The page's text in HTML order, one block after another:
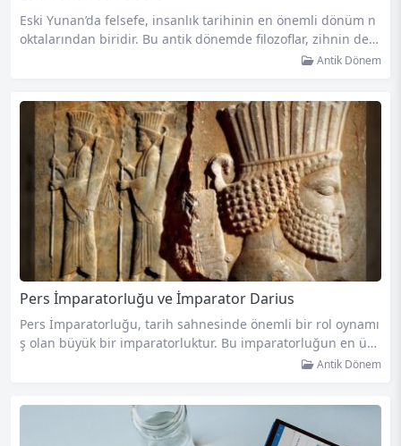
Eski Yunan’da felsefe, insanlık tarihinin en önemli dönüm n
oktalarından biridir. Bu antik dönemde filozoflar, zihnin deri
nliklerine inerek evrenin doğası, bilgi, ahlak ve insanın varo
batı düşüncesinin temellerini atmıştır. Felsefe kelimesi, Yun
anca “philos” (sevgi) ile “sophia” (bilgelik) kelimelerinin birle
şiminden oluşur. Eski…
Antik Dönem
Pers İmparatorluğu ve İmparator Darius
Pers İmparatorluğu, tarih sahnesinde önemli bir rol oynamı
ş olan büyük bir imparatorluktur. Bu imparatorluğun en ünl
ü liderlerinden biri de İmparator Darius’tur. Darius, Pers İm
östermiştir. Darius dönemindeki Pers İmparatorluğu, etkiley
ici bir askeri güce ve karmaşık bir yönetim sistemine sahipt
Antik Dönem